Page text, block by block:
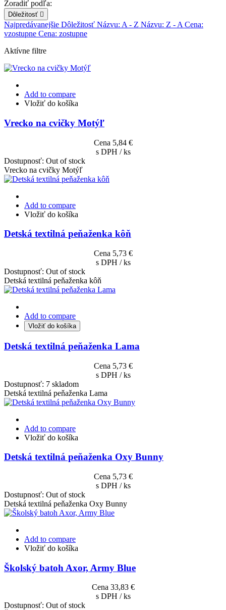
Zoradiť podľa:
Dôležitosť 
Najpredávanejšie Dôležitosť Názvu: A - Z Názvu: Z - A Cena:
vzostupne Cena: zostupne
Aktívne filtre
Add to compare
Vložiť do košíka
Vrecko na cvičky Motýľ
Cena 5,84 €
s DPH / ks
Dostupnosť: Out of stock
Vrecko na cvičky Motýľ
Add to compare
Vložiť do košíka
Detská textilná peňaženka kôň
Cena 5,73 €
s DPH / ks
Dostupnosť: Out of stock
Detská textilná peňaženka kôň
Add to compare
Vložiť do košíka
Detská textilná peňaženka Lama
Cena 5,73 €
s DPH / ks
Dostupnosť: 7 skladom
Detská textilná peňaženka Lama
Add to compare
Vložiť do košíka
Detská textilná peňaženka Oxy Bunny
Cena 5,73 €
s DPH / ks
Dostupnosť: Out of stock
Detská textilná peňaženka Oxy Bunny
Add to compare
Vložiť do košíka
Školský batoh Axor, Army Blue
Cena 33,83 €
s DPH / ks
Dostupnosť: Out of stock